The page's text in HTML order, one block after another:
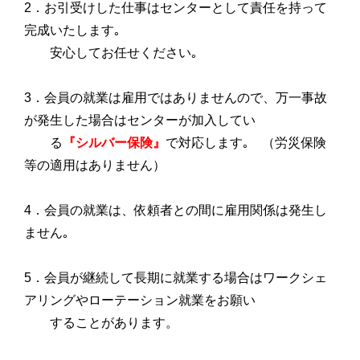
2．お引受けした仕事はセンターとして責任を持って
完成いたします｡
安心してお任せください｡
3．会員の就業は雇用ではありませんので、万一事故
が発生した場合はセンターが加入してい
る
『シルバー保険』 で対応します｡ （労災保険
等の適用はありません）
4．会員の就業は、依頼者との間に雇用関係は発生し
ません｡
5．会員が継続して長期に就業する場合はワークシェ
アリングやローテーション就業をお願い
することがあります。